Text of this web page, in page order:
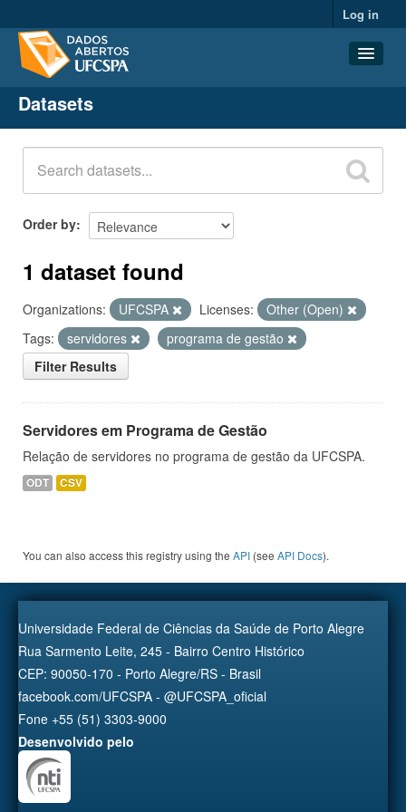
Log in
Datasets
Organizations
Groups
About
Datasets
Order by
1 dataset found
Organizations: UFCSPA Licenses:
Other (Open)
Tags:
servidores
programa de gestão
Filter Results
Servidores em Programa de Gestão
Relação de servidores no programa de gestão da UFCSPA.
ODT CSV
You can also access this registry using the API (see API Docs).
Universidade Federal de Ciências da Saúde de Porto Alegre
Rua Sarmento Leite, 245 - Bairro Centro Histórico
CEP: 90050-170 - Porto Alegre/RS - Brasil
facebook.com/UFCSPA - @UFCSPA_oficial
Fone +55 (51) 3303-9000
Desenvolvido pelo